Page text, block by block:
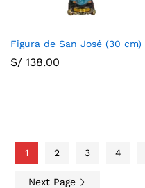
Figura de San José (30 cm)
S/ 138.00
1 2 3 4
Next Page